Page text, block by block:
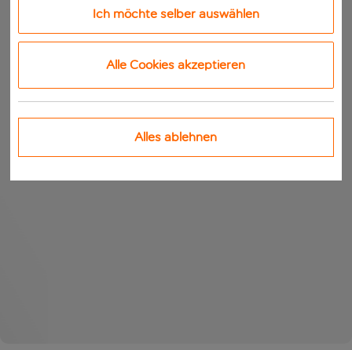
Ich möchte selber auswählen
Alle Cookies akzeptieren
Alles ablehnen